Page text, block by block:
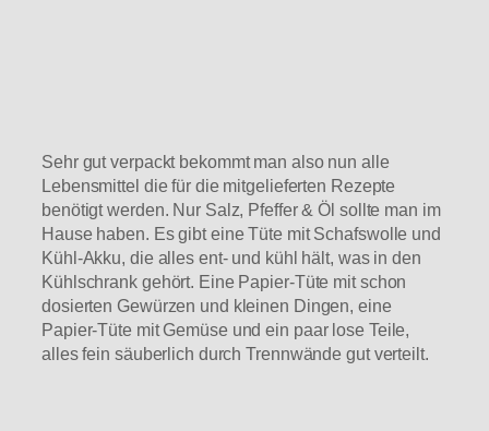
Sehr gut verpackt bekommt man also nun alle
Lebensmittel die für die mitgelieferten Rezepte
benötigt werden. Nur Salz, Pfeffer & Öl sollte man im
Hause haben. Es gibt eine Tüte mit Schafswolle und
Kühl-Akku, die alles ent- und kühl hält, was in den
Kühlschrank gehört. Eine Papier-Tüte mit schon
dosierten Gewürzen und kleinen Dingen, eine
Papier-Tüte mit Gemüse und ein paar lose Teile,
alles fein säuberlich durch Trennwände gut verteilt.